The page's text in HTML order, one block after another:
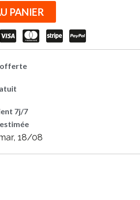
PANIER
offerte
7j/7
18/08